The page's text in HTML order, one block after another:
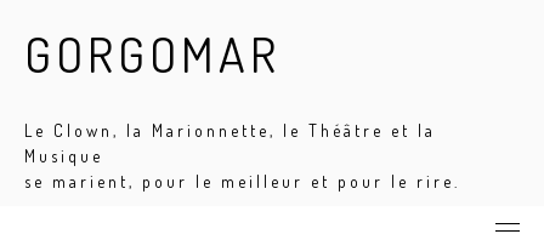
content
GORGOMAR
Le Clown, la Marionnette, le Théâtre et la
Musique
se marient, pour le meilleur et pour le rire.